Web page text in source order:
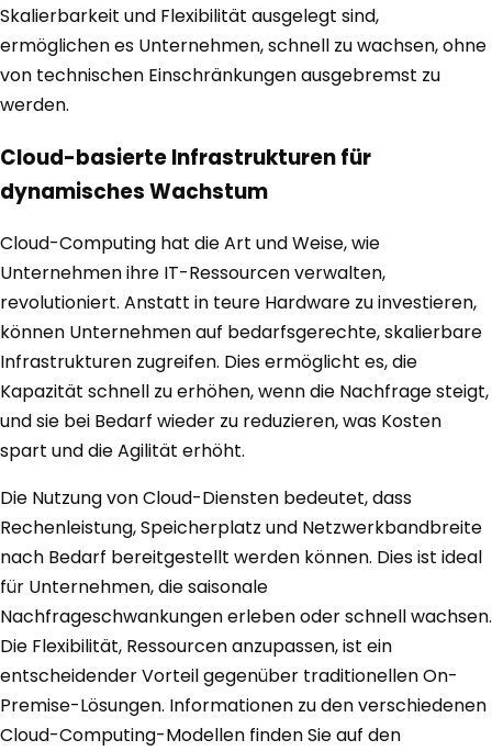
Skalierbarkeit und Flexibilität ausgelegt sind,
ermöglichen es Unternehmen, schnell zu wachsen, ohne
von technischen Einschränkungen ausgebremst zu
werden.
Cloud-basierte Infrastrukturen für
dynamisches Wachstum
Cloud-Computing hat die Art und Weise, wie
Unternehmen ihre IT-Ressourcen verwalten,
revolutioniert. Anstatt in teure Hardware zu investieren,
können Unternehmen auf bedarfsgerechte, skalierbare
Infrastrukturen zugreifen. Dies ermöglicht es, die
Kapazität schnell zu erhöhen, wenn die Nachfrage steigt,
und sie bei Bedarf wieder zu reduzieren, was Kosten
spart und die Agilität erhöht.
Die Nutzung von Cloud-Diensten bedeutet, dass
Rechenleistung, Speicherplatz und Netzwerkbandbreite
nach Bedarf bereitgestellt werden können. Dies ist ideal
für Unternehmen, die saisonale
Nachfrageschwankungen erleben oder schnell wachsen.
Die Flexibilität, Ressourcen anzupassen, ist ein
entscheidender Vorteil gegenüber traditionellen On-
Premise-Lösungen. Informationen zu den verschiedenen
Cloud-Computing-Modellen finden Sie auf den